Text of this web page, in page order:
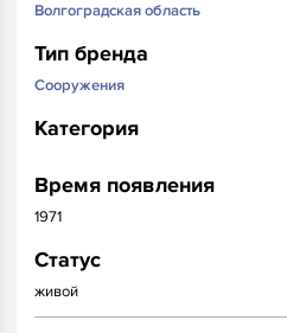
Волгоградская область
Тип бренда
Сооружения
Категория
Время появления
1971
Статус
живой